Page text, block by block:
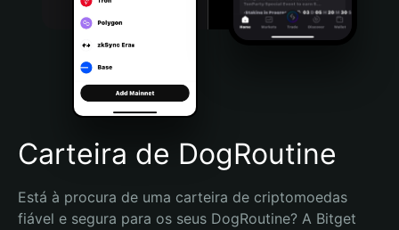
Português (Brasil)
Español (Argentina)
Carteira de DogRoutine
Está à procura de uma carteira de criptomoedas
fiável e segura para os seus DogRoutine? A Bitget